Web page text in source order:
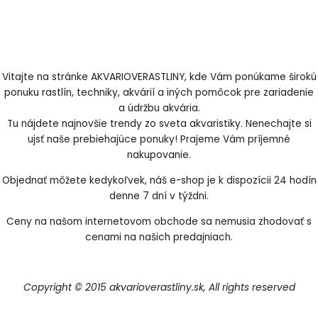
Vitajte na stránke AKVARIOVERASTLINY, kde Vám ponúkame širokú
ponuku rastlín, techniky, akvárií a iných pomôcok pre zariadenie
a údržbu akvária.
Tu nájdete najnovšie trendy zo sveta akvaristiky. Nenechajte si
ujsť naše prebiehajúce ponuky! Prajeme Vám príjemné
nakupovanie.
Objednať môžete kedykoľvek, náš e-shop je k dispozícii 24 hodín
denne 7 dní v týždni.
Ceny na našom internetovom obchode sa nemusia zhodovať s
cenami na našich predajniach.
Copyright © 2015 akvarioverastliny.sk, All rights reserved